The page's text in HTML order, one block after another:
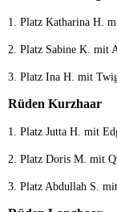
1. Platz Katharina H.
2. Platz Sabine K. mit
3. Platz Ina H. mit
Rüden Kurzhaar
1. Platz Jutta H. mit
2. Platz Doris M. mit
3. Platz Abdullah S.